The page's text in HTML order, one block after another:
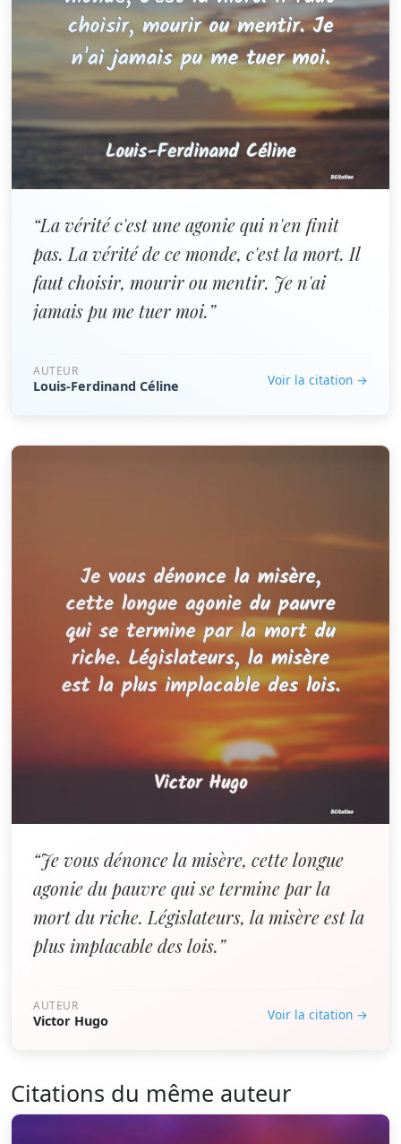
“La vérité c'est une agonie qui n'en finit
pas. La vérité de ce monde, c'est la mort. Il
faut choisir, mourir ou mentir. Je n'ai
jamais pu me tuer moi.”
AUTEUR
Louis-Ferdinand Céline Voir la citation →
“Je vous dénonce la misère, cette longue
agonie du pauvre qui se termine par la
mort du riche. Législateurs, la misère est la
plus implacable des lois.”
AUTEUR
Victor Hugo Voir la citation →
Citations du même auteur